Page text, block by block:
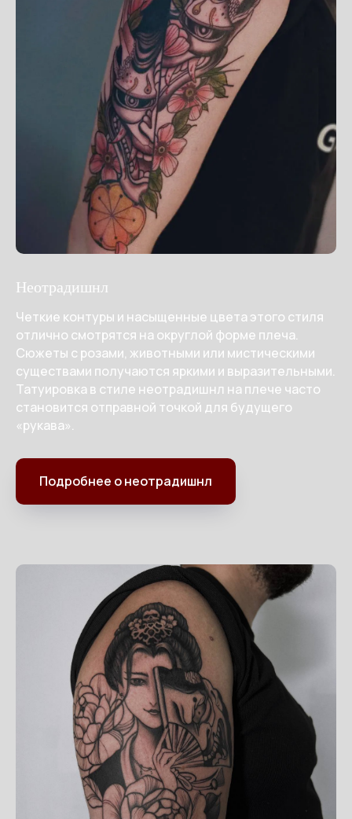
Неотрадишнл
Четкие контуры и насыщенные цвета этого стиля
отлично смотрятся на округлой форме плеча.
Сюжеты с розами, животными или мистическими
существами получаются яркими и выразительными.
Татуировка в стиле неотрадишнл на плече часто
становится отправной точкой для будущего
«рукава».
Подробнее о неотрадишнл